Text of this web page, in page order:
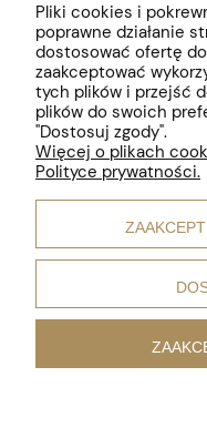
Moje konto
Płatności i
Informacje
O nas
Motywy biżuterii
Pliki cookies i
poprawne działanie
dostosować ofertę
zaakceptować
tych plików i przejść
plików do swoich
"Dostosuj zgody".
Więcej o plikach
Polityce prywatności.